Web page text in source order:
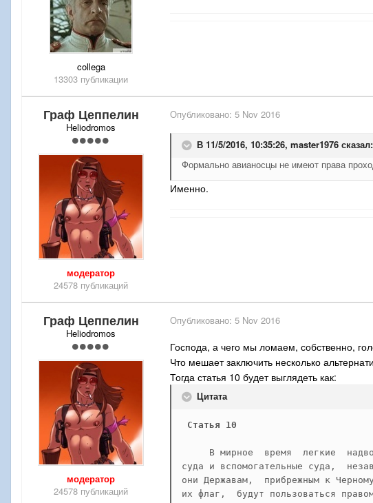
collega
13303 публикации
Граф Цеппелин
Heliodromos
модератор
24578 публикаций
Опубликовано: 5 Nov 2016
В 11/5/2016, 10:35:26, master1976 сказал:
Формально авианосцы не имеют права
Именно.
Граф Цеппелин
Heliodromos
модератор
24578 публикаций
Опубликовано: 5 Nov 2016
Господа, а чего мы ломаем, собственно,
Что мешает заключить несколько
Тогда статья 10 будет выглядеть как:
Цитата
Статья 10
В мирное  время  легкие
суда и вспомогательные суда,
они Державам,  прибрежным к
их флаг,  будут пользоваться